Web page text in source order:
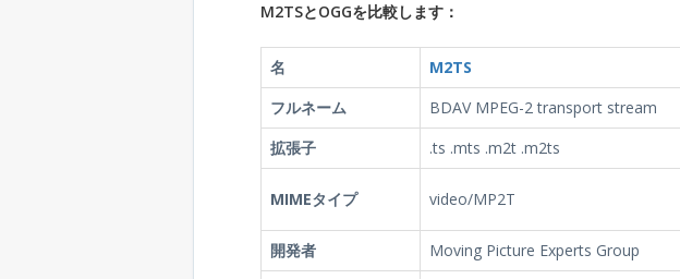
M2TSとOGGを比較します：
名 M2TS
フルネーム
BDAV MPEG-2 transport stream
拡張子
.ts .mts .m2t .m2ts
MIMEタイプ video/MP2T
開発者
Moving Picture Experts Group